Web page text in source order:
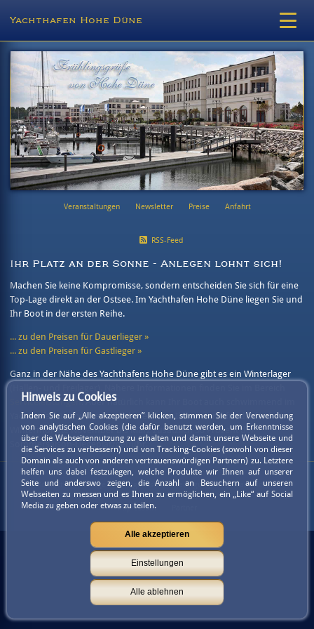
Yachthafen Hohe Düne
Veranstaltungen Newsletter Preise Anfahrt
RSS-Feed
Ihr Platz an der Sonne - Anlegen lohnt sich!
Machen Sie keine Kompromisse, sondern entscheiden Sie sich für eine
Top-Lage direkt an der Ostsee. Im Yachthafen Hohe Düne liegen Sie und
Ihr Boot in der ersten Reihe.
... zu den Preisen für Dauerlieger »
... zu den Preisen für Gastlieger »
Ganz in der Nähe des Yachthafens Hohe Düne gibt es ein Winterlager
Serviceleistungen. Aber natürlich kann Ihr Boot auch schwimmend im
Yachthafen überwintern. Wir berechnen Ihnen dann für die fünf
Wintermonate November bis März zusätzlich 50 Prozent der
Sommersaison-Liegeplatzgebühr.
Kontakt Anfrage Mitgliedschaftsbedingungen Datenschutz
Impressum
Hinweis zu Cookies
Indem Sie auf „Alle akzeptieren” klicken, stimmen Sie der Verwendung
von analytischen Cookies (die dafür benutzt werden, um Erkenntnisse
über die Webseitennutzung zu erhalten und damit unsere Webseite und
die Services zu verbessern) und von Tracking-Cookies (sowohl von dieser
Domain als auch von anderen vertrauenswürdigen Partnern) zu. Letztere
helfen uns dabei festzulegen, welche Produkte wir Ihnen auf unserer
Seite und anderswo zeigen, die Anzahl an Besuchern auf unseren
Webseiten zu messen und es Ihnen zu ermöglichen, ein „Like“ auf Social
Media zu geben oder etwas zu teilen.
Alle akzeptieren
Einstellungen
Alle ablehnen